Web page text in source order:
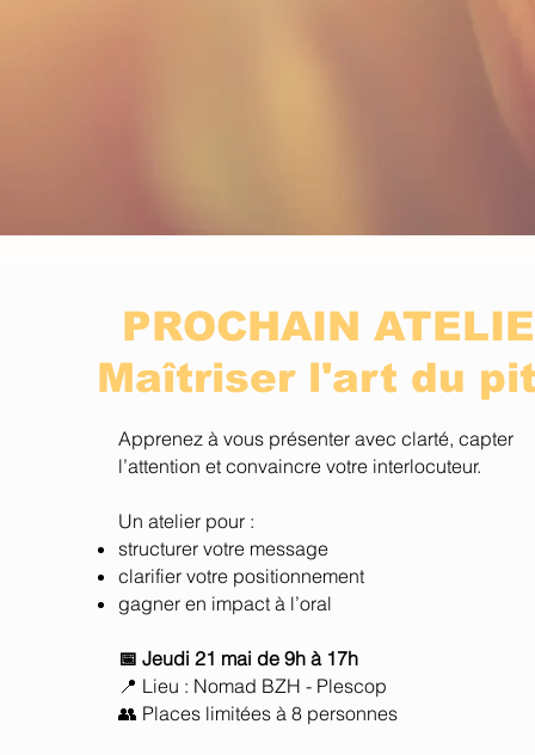
PROCHAIN
Maîtriser l'art du
Apprenez à vous présenter avec clarté, capter
l’attention et convaincre votre interlocuteur.
Un atelier pour :
structurer votre message
clarifier votre positionnement
gagner en impact à l’oral
📅 Jeudi 21 mai de 9h à 17h
📍 Lieu : Nomad BZH - Plescop
👥 Places limitées à 8 personnes